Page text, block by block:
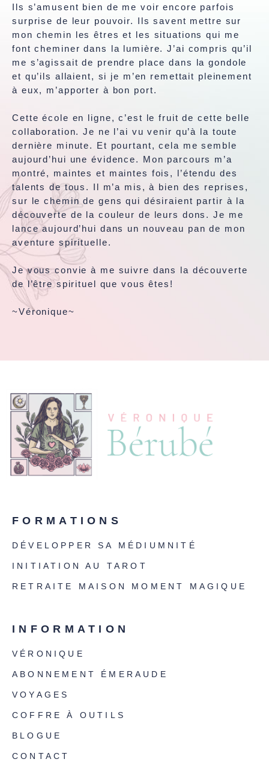
Ils s’amusent bien de me voir encore parfois
surprise de leur pouvoir. Ils savent mettre sur
mon chemin les êtres et les situations qui me
font cheminer dans la lumière. J’ai compris qu’il
me s’agissait de prendre place dans la gondole
et qu’ils allaient, si je m’en remettait pleinement
à eux, m’apporter à bon port.
Cette école en ligne, c’est le fruit de cette belle
collaboration. Je ne l’ai vu venir qu’à la toute
dernière minute. Et pourtant, cela me semble
aujourd’hui une évidence. Mon parcours m’a
montré, maintes et maintes fois, l’étendu des
talents de tous. Il m’a mis, à bien des reprises,
sur le chemin de gens qui désiraient partir à la
découverte de la couleur de leurs dons. Je me
lance aujourd’hui dans un nouveau pan de mon
aventure spirituelle.
Je vous convie à me suivre dans la découverte
de l’être spirituel que vous êtes!
~Véronique~
FORMATIONS
DÉVELOPPER SA MÉDIUMNITÉ
INITIATION AU TAROT
RETRAITE MAISON MOMENT MAGIQUE
INFORMATION
VÉRONIQUE
ABONNEMENT ÉMERAUDE
VOYAGES
COFFRE À OUTILS
BLOGUE
CONTACT